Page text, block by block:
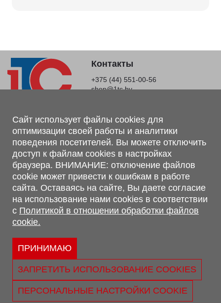
Контакты
+375 (44) 551-00-56
shop@1tc.by
Магазин, склад
г. Минск, Минский р-н, п. Привольный, ул. Мира, 20А,
223062
г. Брест, ул. Лейтенанта Рябцева, 108 В, 224701
Обращаем Ваше внимание, что вся предоставленная на сайте
информация, касающаяся комплектаций, технических
характеристик, цветовых сочетаний, а также стоимости и
сервисного обслуживания носит информационный характер и
не является публичной офертой, определяемой п.2 ст.407
Гражданского кодекса Республики Беларусь.
Политика обработки персональных данных
Политикой в отношении обработки файлов cookie.
Свидетельство о регистрации №290667530 выдано 02.02.2009
г. Администрацией Ленинского р-на г. Бреста
Сайт использует файлы cookies для
оптимизации своей работы и аналитики
поведения посетителей. Вы можете отключить
доступ к файлам cookies в настройках
браузера. ВНИМАНИЕ: отключение файлов
cookie может привести к ошибкам в работе
сайта. Оставаясь на сайте, Вы даете согласие
на использование нами cookies в соответствии
с Политикой в отношении обработки файлов
cookie.
ПРИНИМАЮ
ЗАПРЕТИТЬ ИСПОЛЬЗОВАНИЕ COOKIES
ПЕРСОНАЛЬНЫЕ НАСТРОЙКИ COOKIE